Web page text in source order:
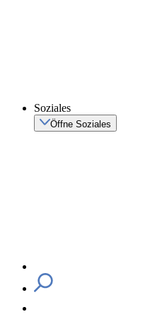
Soziales
Öffne Soziales